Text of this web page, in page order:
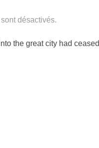
sont désactivés.
the great city had ceased